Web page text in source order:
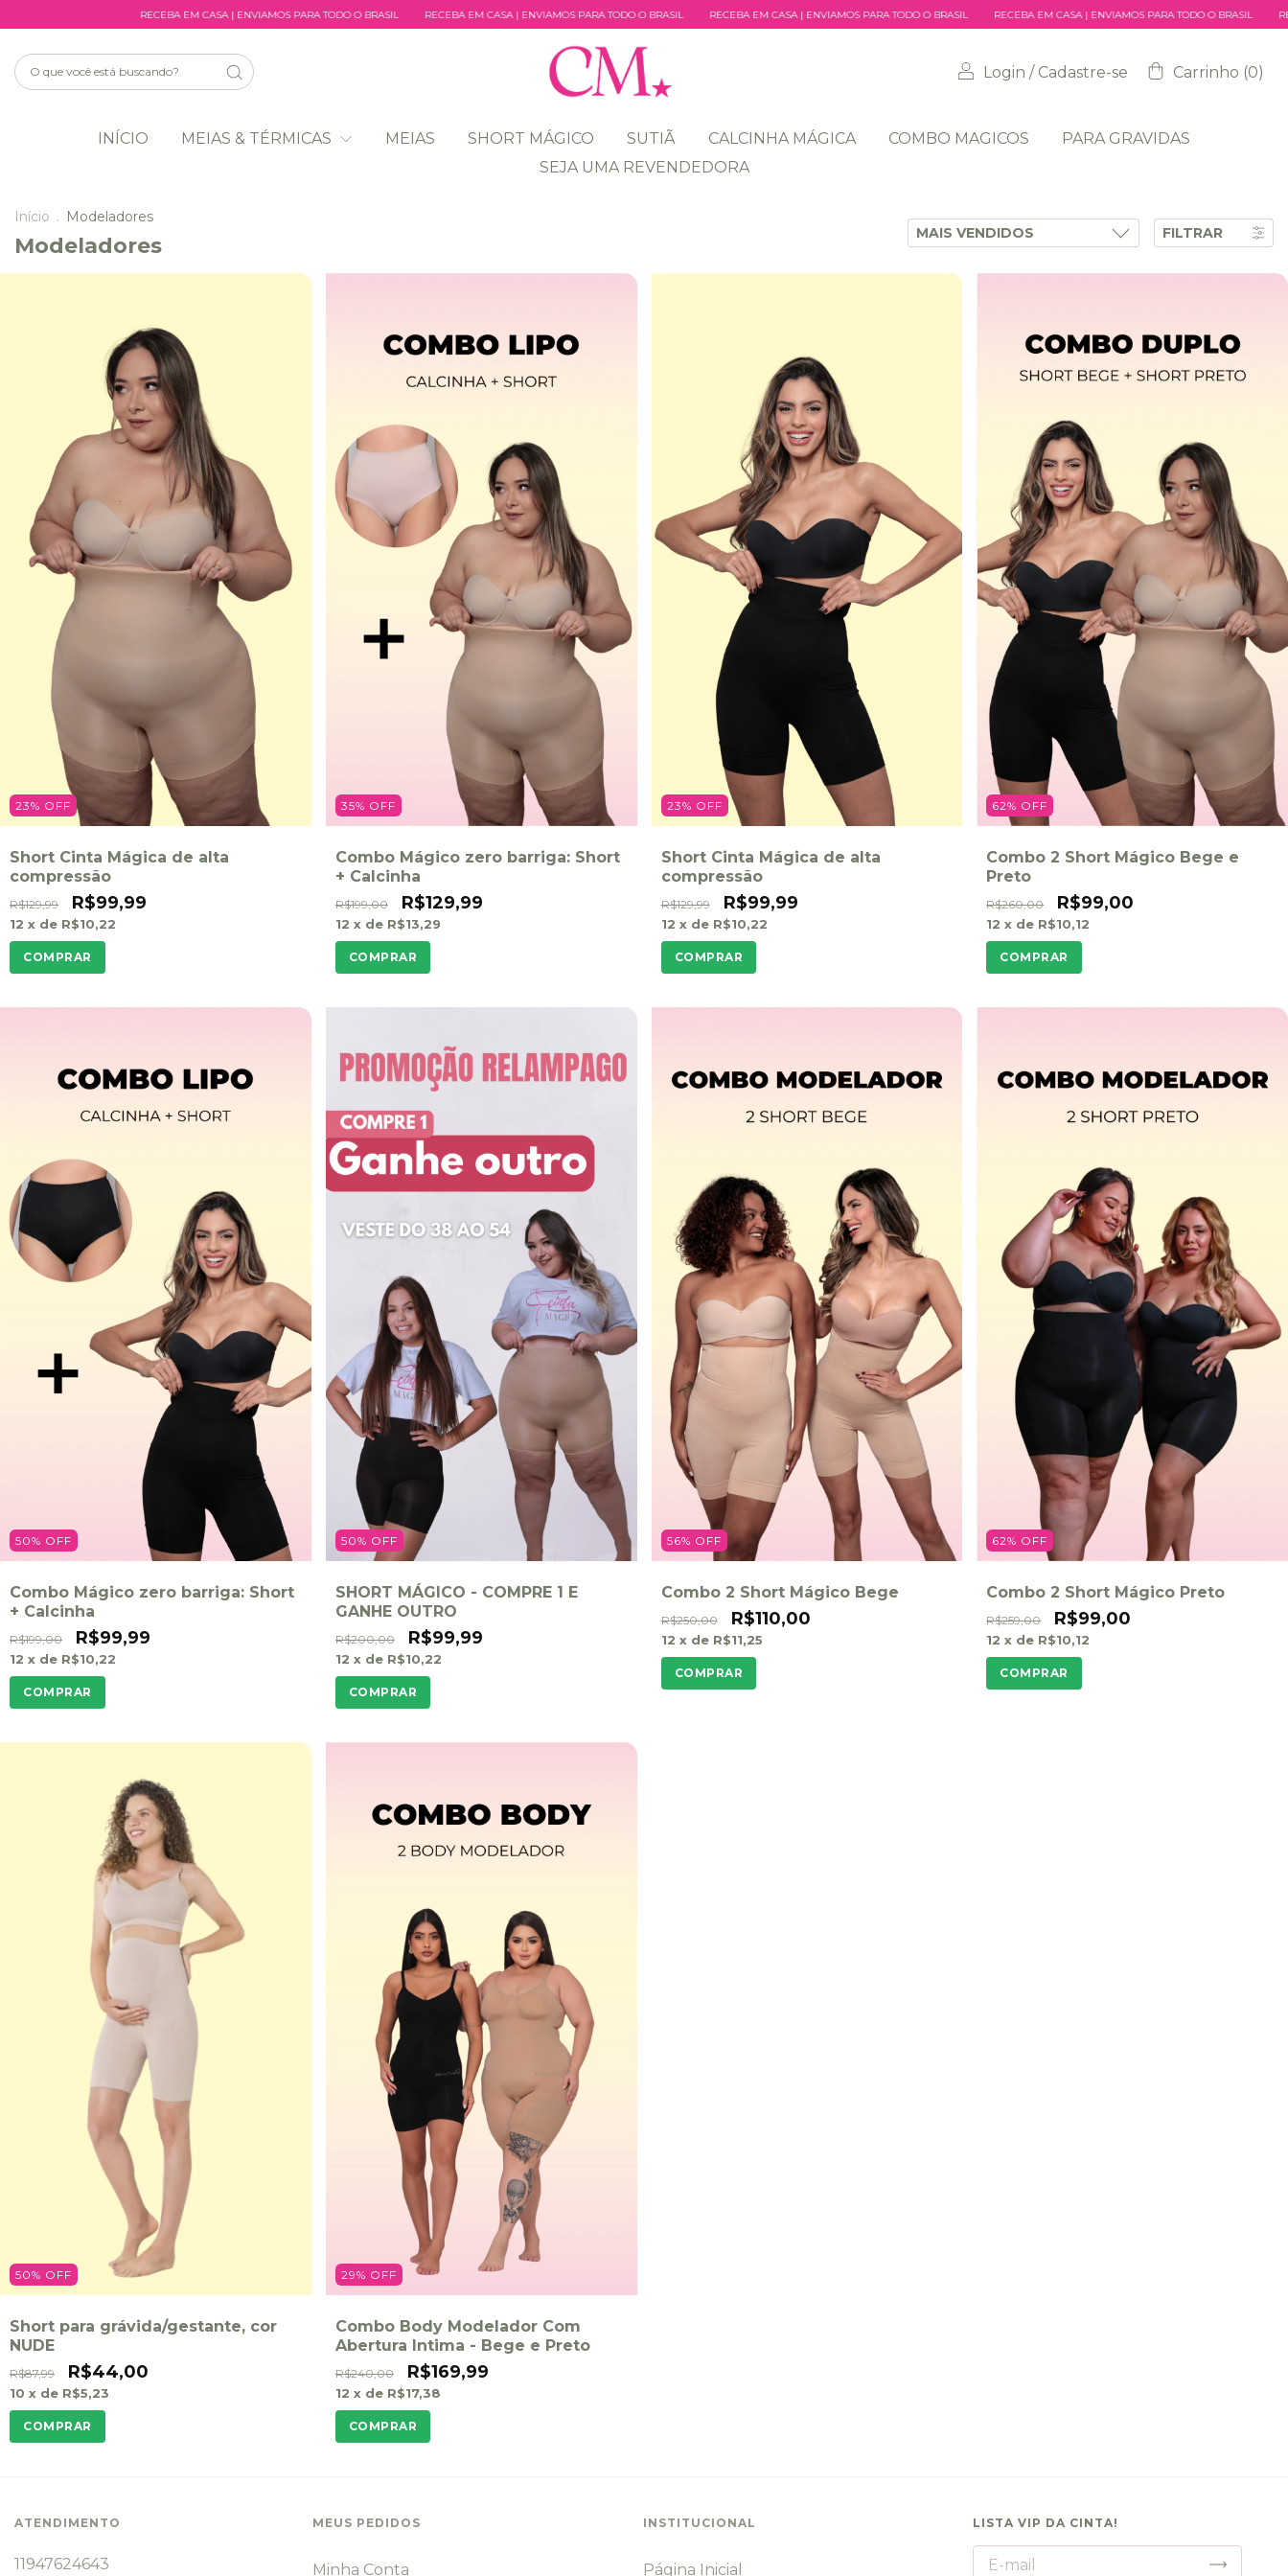
RECEBA EM CASA | ENVIAMOS PARA TODO O BRASIL RECEBA EM CASA | ENVIAMOS PARA TODO O BRASIL RECEBA EM CASA | ENVIAMOS PARA TODO O BRASIL RECEBA EM CASA | ENVIAMOS PARA TODO O BRASIL RECEBA EM CASA |
Login / Cadastre-se Carrinho (0)
INÍCIO MEIAS & TÉRMICAS MEIAS SHORT MÁGICO SUTIÃ CALCINHA MÁGICA COMBO MAGICOS
PARA GRAVIDAS
SEJA UMA REVENDEDORA
Início . Modeladores
Modeladores FILTRAR
23% OFF
Short Cinta Mágica de alta
compressão
R$129,99 R$99,99
12 x de R$10,22
COMPRAR
35% OFF
Combo Mágico zero barriga: Short
+ Calcinha
R$199,00 R$129,99
12 x de R$13,29
COMPRAR
23% OFF
Short Cinta Mágica de alta
compressão
R$129,99 R$99,99
12 x de R$10,22
COMPRAR
62% OFF
Combo 2 Short Mágico Bege e
Preto
R$260,00 R$99,00
12 x de R$10,12
COMPRAR
50% OFF
Combo Mágico zero barriga: Short
+ Calcinha
R$199,00 R$99,99
12 x de R$10,22
COMPRAR
50% OFF
SHORT MÁGICO - COMPRE 1 E
GANHE OUTRO
R$200,00 R$99,99
12 x de R$10,22
COMPRAR
56% OFF
Combo 2 Short Mágico Bege
R$250,00 R$110,00
12 x de R$11,25
COMPRAR
62% OFF
Combo 2 Short Mágico Preto
R$259,00 R$99,00
12 x de R$10,12
COMPRAR
50% OFF
Short para grávida/gestante, cor
NUDE
R$87,99 R$44,00
10 x de R$5,23
COMPRAR
29% OFF
Combo Body Modelador Com
Abertura Intima - Bege e Preto
R$240,00 R$169,99
12 x de R$17,38
COMPRAR
LISTA VIP DA CINTA!
INSTITUCIONAL
Página Inicial
MEUS PEDIDOS
Minha Conta
ATENDIMENTO
11947624643